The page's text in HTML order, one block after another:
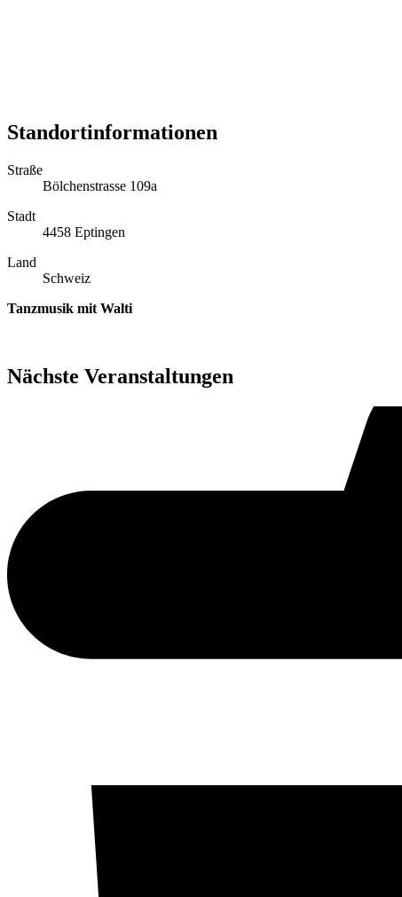
Standortinformationen
Straße
Bölchenstrasse 109a
Stadt
4458 Eptingen
Land
Schweiz
Tanzmusik mit Walti
Nächste Veranstaltungen